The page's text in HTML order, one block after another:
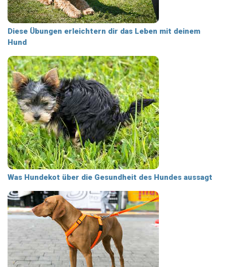
Diese Übungen erleichtern dir das Leben mit deinem
Hund
Was Hundekot über die Gesundheit des Hundes aussagt